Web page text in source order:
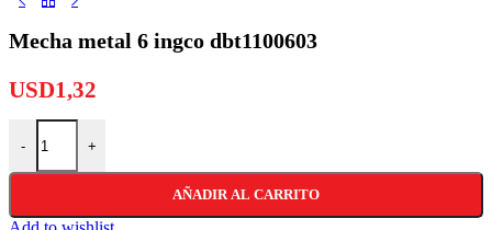
Mecha metal 6 ingco dbt1100603
USD1,32
-
Mecha metal 6 ingco dbt1100603 cantidad
+
AÑADIR AL CARRITO